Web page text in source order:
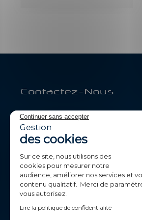
Contactez-Nous
BE-LED
Parc de Calvi
105 route de Chavanne
74330 POISY
France
+33 (0)4 50 09 42 87
contact@beledpro.com
Continuer sans accepter
Gestion
des cookies
Sur ce site, nous utilisons des
cookies pour mesurer notre
audience, améliorer nos services et
contenu qualitatif. Merci de
vous autorisez.
Lire la politique de confidentialité